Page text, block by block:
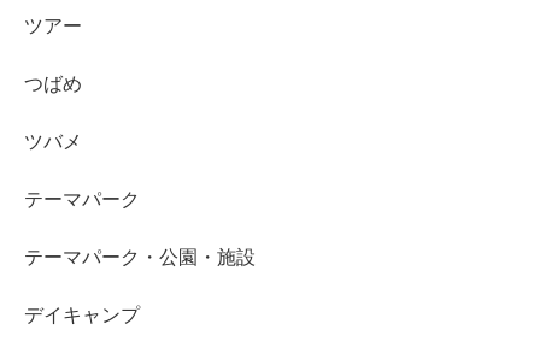
ツアー
つばめ
ツバメ
テーマパーク
テーマパーク・公園・施設
デイキャンプ